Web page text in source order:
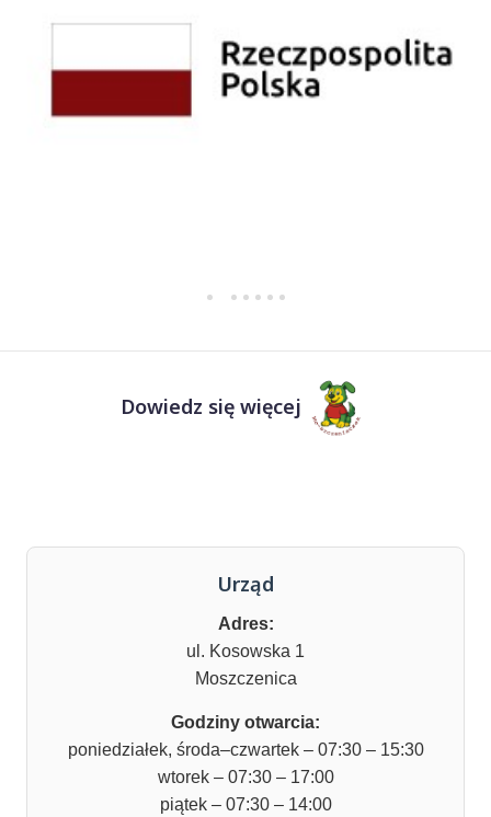
Dowiedz się więcej
Urząd
Adres:
ul. Kosowska 1
Moszczenica
Godziny otwarcia:
poniedziałek, środa–czwartek – 07:30 – 15:30
wtorek – 07:30 – 17:00
piątek – 07:30 – 14:00